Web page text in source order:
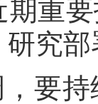
期重
究
要